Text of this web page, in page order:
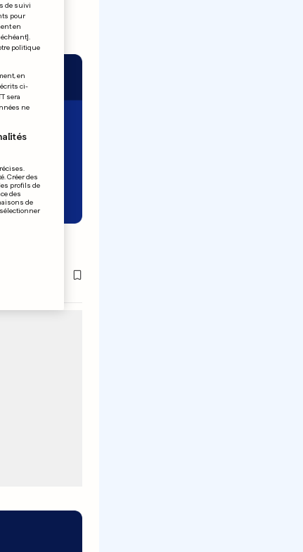
de suivi
pour
en
politique
en
ci-
sera
ne
Créer des
profils de
des
de